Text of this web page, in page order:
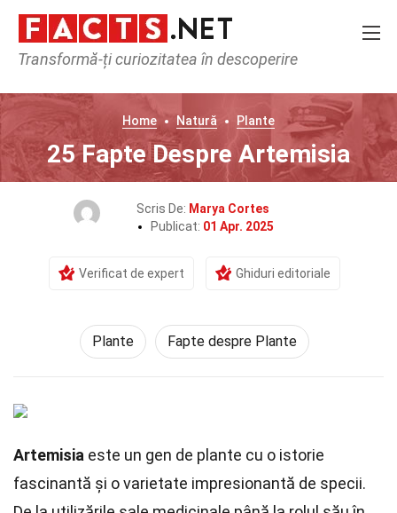
Transformă-ți curiozitatea în descoperire
Home Natură Plante
25 Fapte Despre Artemisia
Scris De: Marya Cortes
Publicat: 01 Apr. 2025
Verificat de expert Ghiduri editoriale
Plante Fapte despre Plante
Artemisia este un gen de plante cu o istorie
fascinantă și o varietate impresionantă de specii.